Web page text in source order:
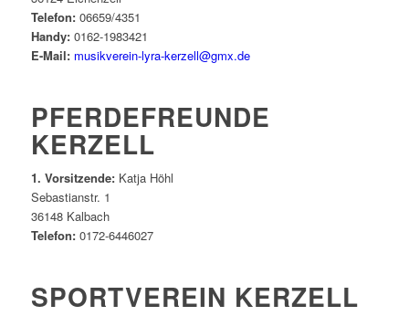
Telefon:06659/4351
Handy:0162-1983421
E-Mail: musikverein-lyra-kerzell@gmx.de
PFERDEFREUNDE
KERZELL
1. Vorsitzende:Katja Höhl
Sebastianstr. 1
36148 Kalbach
Telefon:0172-6446027
SPORTVEREIN KERZELL